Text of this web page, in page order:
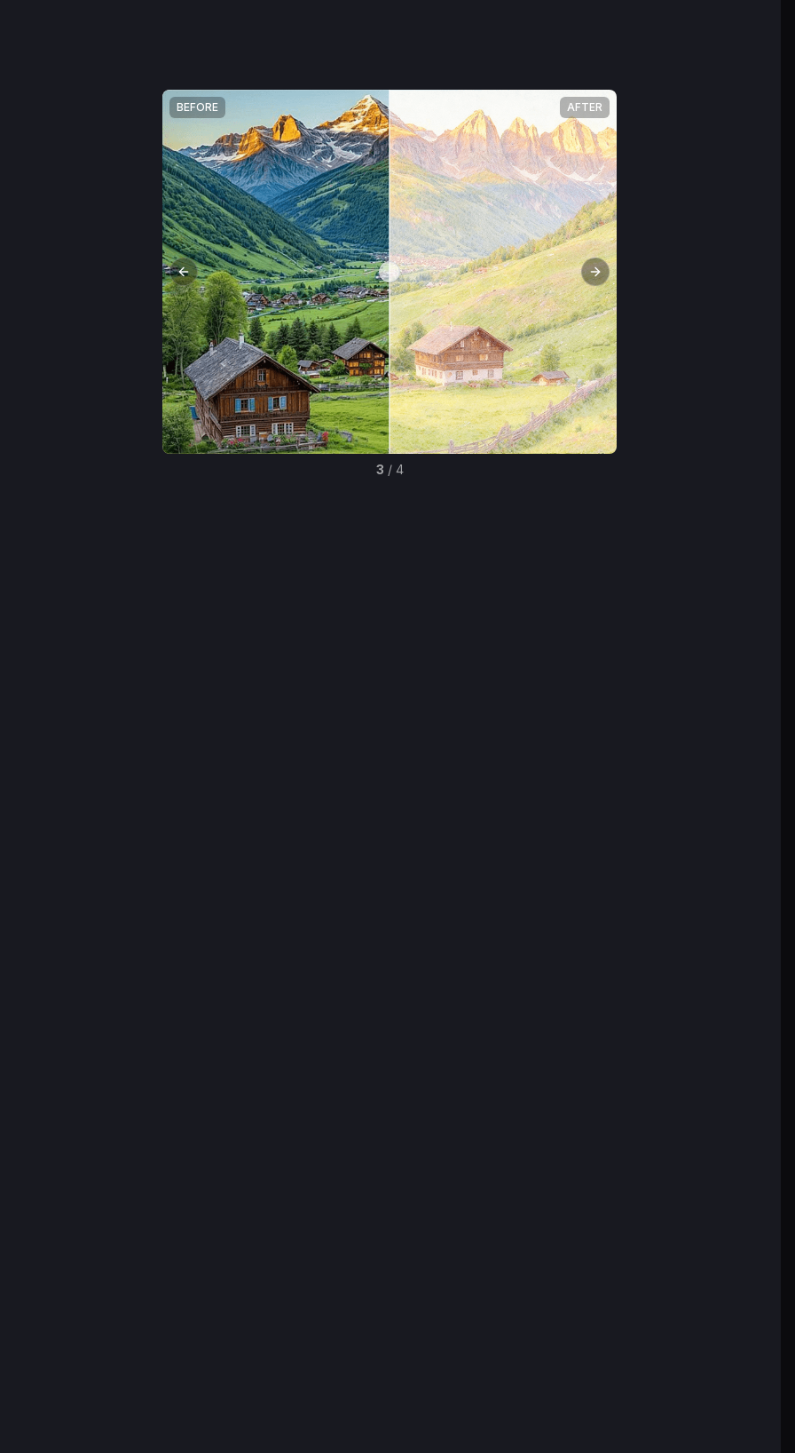
BEFORE AFTER
Previous slide Next slide
4 / 4